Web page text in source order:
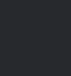
Boa sorte na
Se você